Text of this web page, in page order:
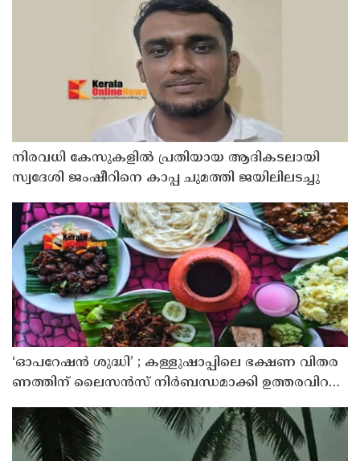
നിരവധി കേസുകളിൽ പ്രതിയായ ആദികടലായി
സ്വദേശി ജംഷീറിനെ കാപ്പ ചുമത്തി ജയിലിലടച്ചു
‘ഓ​പ​റേ​ഷ​ൻ ശു​ദ്ധി’ ; ക​ള്ളു​ഷാ​പ്പി​ലെ ഭ​ക്ഷ​ണ വി​ത​ര​
ണ​ത്തി​ന് ലൈ​സ​ൻ​സ് നി​ർ​ബ​ന്ധ​മാ​ക്കി ഉ​ത്ത​ര​വി​റ​
ക്കി എ​ക്​​സൈ​സ്​ വ​കു​പ്പ്​